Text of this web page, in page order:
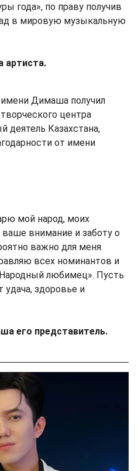
года», по праву получив
в мировую музыкальную
артиста.
Димаша получил
центра
деятель Казахстана,
от имени
мой народ, моих
внимание и заботу о
важно для меня.
всех номинантов и
любимец». Пусть
здоровье и
его представитель.